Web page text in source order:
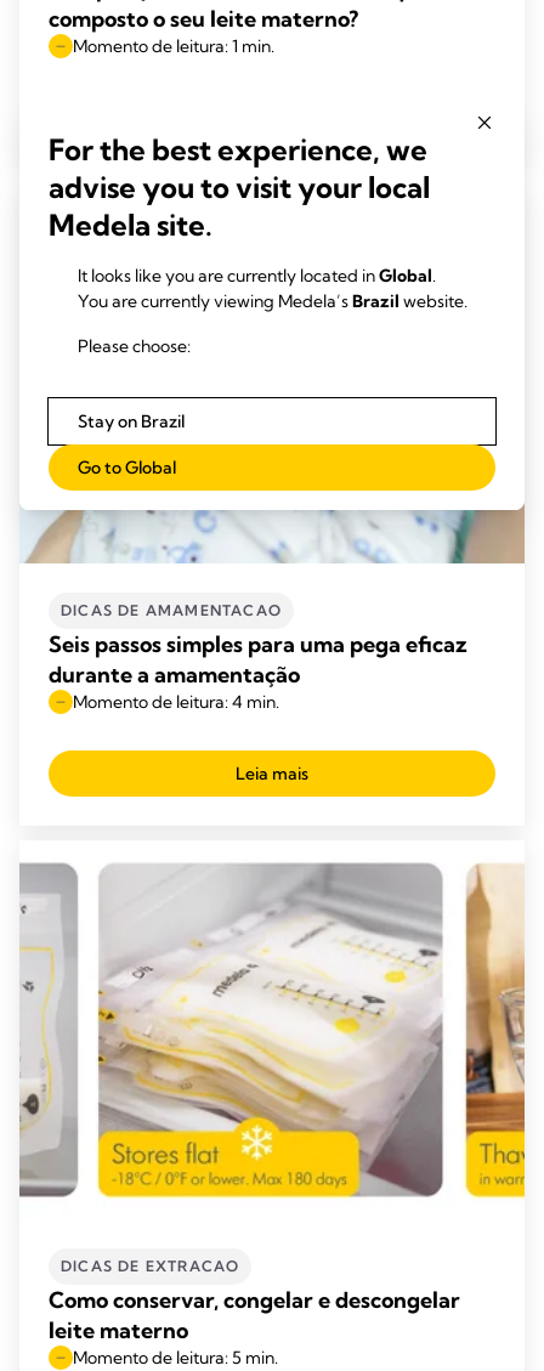
composto o seu leite materno?
Momento de leitura: 1 min.
DICAS DE AMAMENTACAO
Seis passos simples para uma pega eficaz
durante a amamentação
Momento de leitura: 4 min.
Leia mais
DICAS DE EXTRACAO
Como conservar, congelar e descongelar
leite materno
Momento de leitura: 5 min.
For the best experience, we
advise you to visit your local
Medela site.
It looks like you are currently located inGlobal.
You are currently viewing Medela’sBrazil website.
Please choose:
Stay on Brazil
Go to Global